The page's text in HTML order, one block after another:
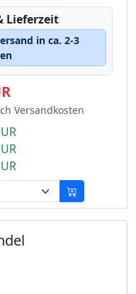
Lieferzeit
in ca. 2-3
Versandkosten